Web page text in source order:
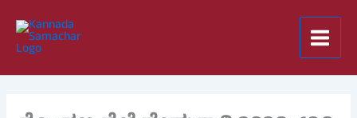
content